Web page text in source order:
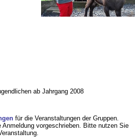
ab Jahrgang 2008
für die Veranstaltungen der Gruppen.
vorgeschrieben. Bitte nutzen Sie
.